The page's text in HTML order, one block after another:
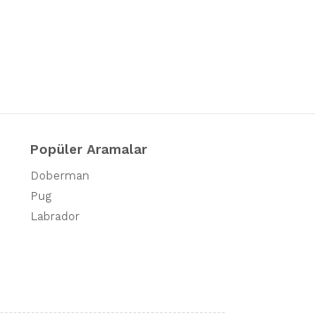
Popüler Aramalar
Doberman
Pug
Labrador